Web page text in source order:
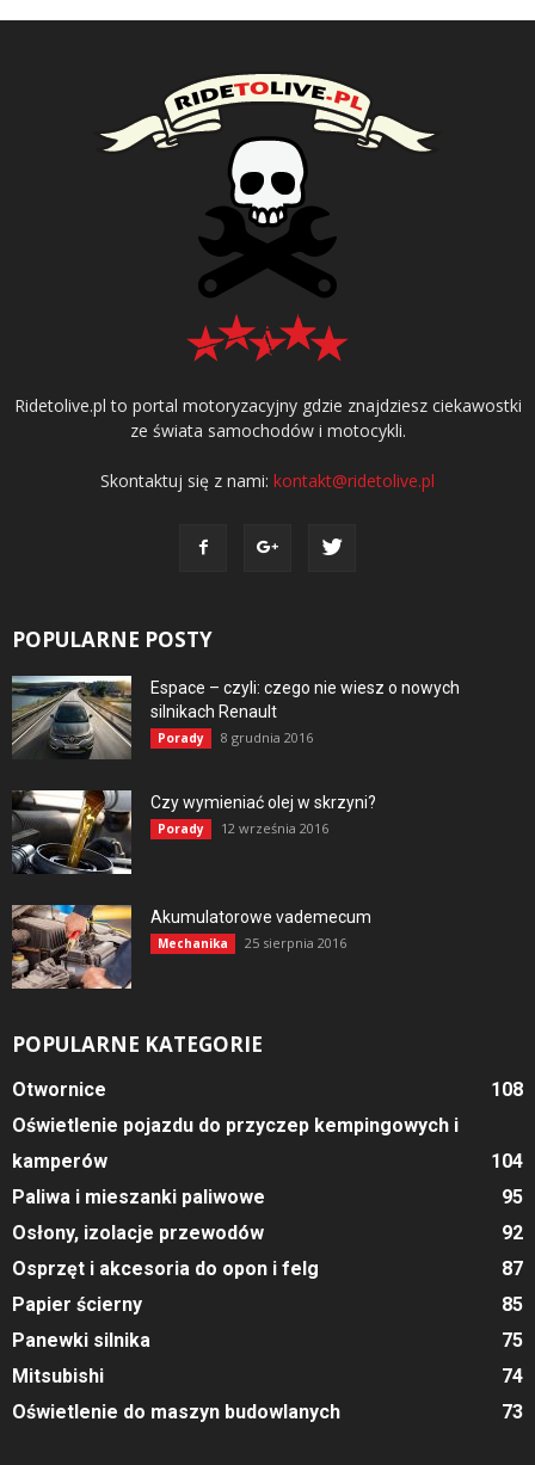
Ridetolive.pl to portal motoryzacyjny gdzie znajdziesz ciekawostki
ze świata samochodów i motocykli.
Skontaktuj się z nami: kontakt@ridetolive.pl
POPULARNE POSTY
Espace – czyli: czego nie wiesz o nowych
silnikach Renault
Porady 8 grudnia 2016
Czy wymieniać olej w skrzyni?
Porady 12 września 2016
Akumulatorowe vademecum
Mechanika 25 sierpnia 2016
POPULARNE KATEGORIE
Otwornice
108
Oświetlenie pojazdu do przyczep kempingowych i
kamperów
104
Paliwa i mieszanki paliwowe
95
Osłony, izolacje przewodów
92
Osprzęt i akcesoria do opon i felg
87
Papier ścierny
85
Panewki silnika
75
Mitsubishi
74
Oświetlenie do maszyn budowlanych
73